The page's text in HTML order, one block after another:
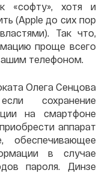
«софту», хотя и
(Apple до сих пор
Так что,
проще всего
телефоном.
Олега Сенцова
сохранение
на смартфоне
аппарат
обеспечивающее
в случае
пароля. Динзе